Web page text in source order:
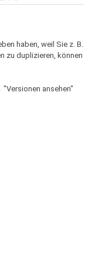
haben, weil Sie z. B.
zu duplizieren, können
ansehen"